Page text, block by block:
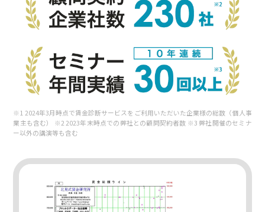
※1 2024年3月時点で賃金診断サービスをご利用いただいた企業様の総数（個人事
業主も含む） ※2 2023年末時点での弊社との顧問契約者数 ※3 弊社開催のセミナ
ー以外の講演等も含む